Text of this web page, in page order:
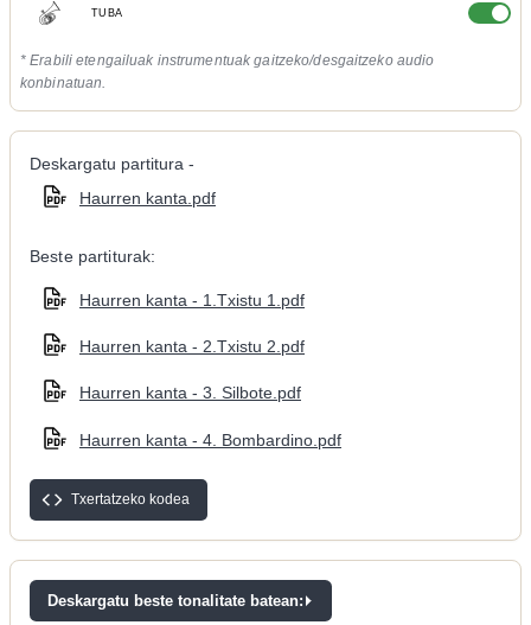
TUBA
* Erabili etengailuak instrumentuak gaitzeko/desgaitzeko audio
konbinatuan.
Deskargatu partitura -
Haurren kanta.pdf
Beste partiturak:
Haurren kanta - 1.Txistu 1.pdf
Haurren kanta - 2.Txistu 2.pdf
Haurren kanta - 3. Silbote.pdf
Haurren kanta - 4. Bombardino.pdf
Txertatzeko kodea
Deskargatu beste tonalitate batean: